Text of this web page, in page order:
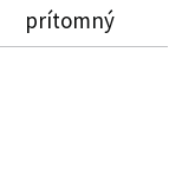
prítomný